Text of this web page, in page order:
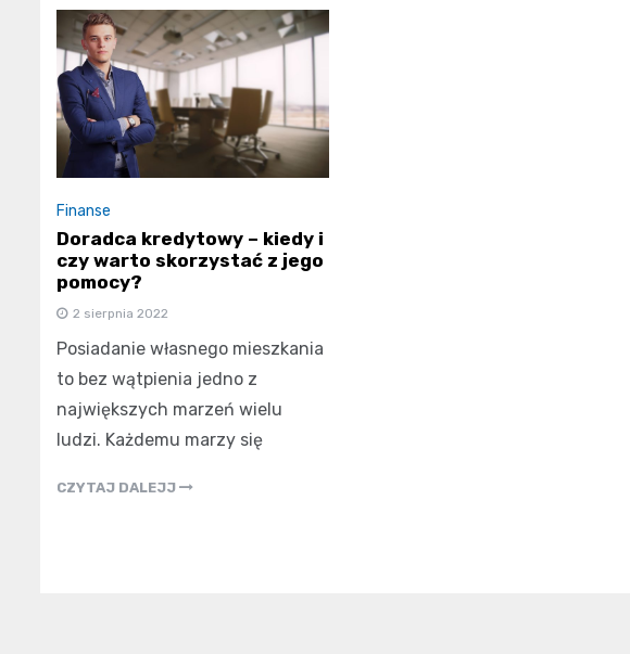
Finanse
Doradca kredytowy – kiedy i
czy warto skorzystać z jego
pomocy?
2 sierpnia 2022
Posiadanie własnego mieszkania
to bez wątpienia jedno z
największych marzeń wielu
ludzi. Każdemu marzy się
CZYTAJ DALEJJ